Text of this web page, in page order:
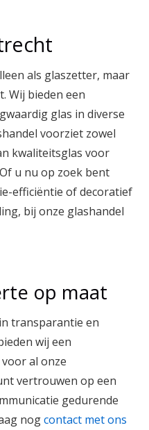
als glaszetter, maar
Wij bieden een
glas in diverse
voorziet zowel
kwaliteitsglas voor
u nu op zoek bent
efficiëntie of decoratief
bij onze glashandel
op maat
transparantie en
wij een
al onze
vertrouwen op een
gedurende
nogcontact met ons